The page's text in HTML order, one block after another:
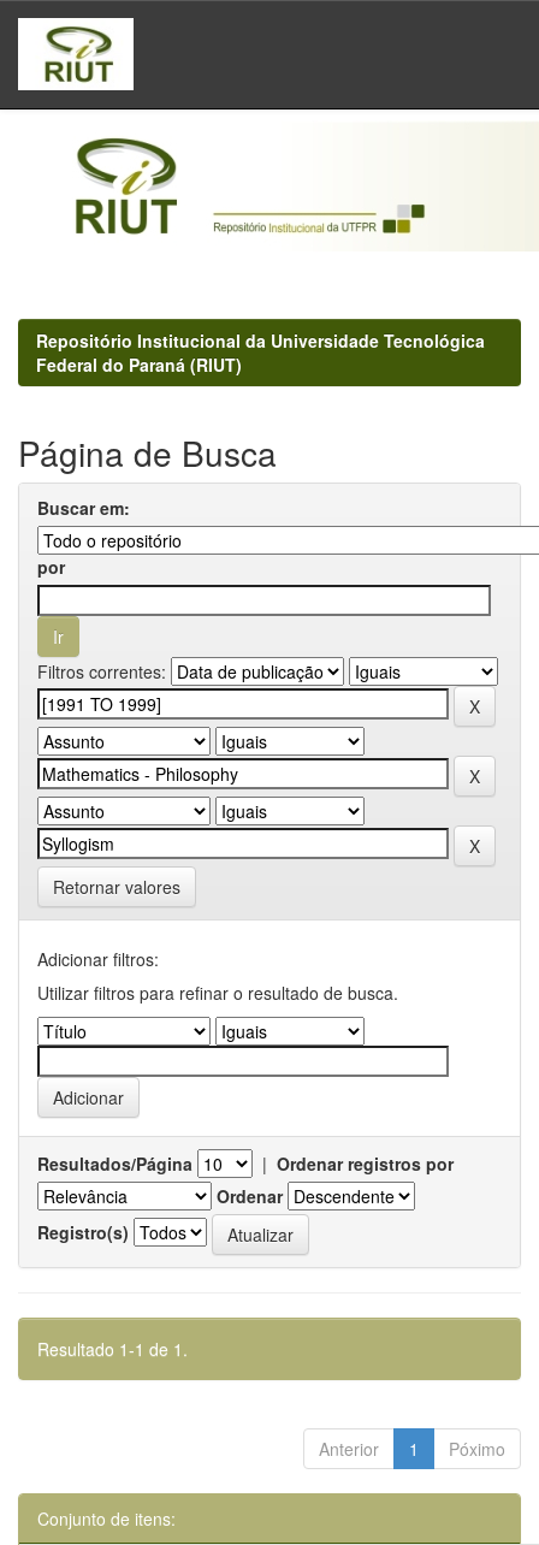
Skip
navigation
Repositório Institucional da Universidade Tecnológica
Federal do Paraná (RIUT)
Página de Busca
Buscar em:
por
Filtros correntes:
Retornar valores
Adicionar filtros:
Utilizar filtros para refinar o resultado de busca.
Resultados/Página | Ordenar registros por
Ordenar
Registro(s)
Resultado 1-1 de 1.
Anterior 1 Póximo
Conjunto de itens: